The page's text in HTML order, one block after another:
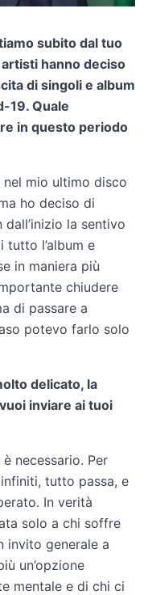
subito dal tuo
hanno deciso
di singoli e album
19. Quale
in questo periodo
nel mio ultimo disco
ho deciso di
la sentivo
l’album e
in maniera più
chiudere
di passare a
potevo farlo solo
delicato, la
inviare ai tuoi
necessario. Per
tutto passa, e
In verità
solo a chi soffre
invito generale a
un’opzione
mentale e di chi ci